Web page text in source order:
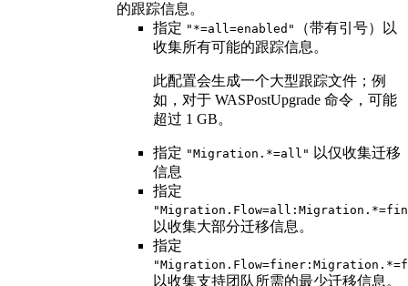
的跟踪信息。
指定 "*=all=enabled"
（带有引号）以
收集所有可能的跟踪信息。
此配置会生成一个大型跟踪文件；例
如，对于 WASPostUpgrade 命令，可能
超过 1 GB。
指定 "Migration.*=all" 以仅收集迁移
信息
指定
以收集大部分迁移信息。
指定
以收集支持团队所需的最少迁移信息。